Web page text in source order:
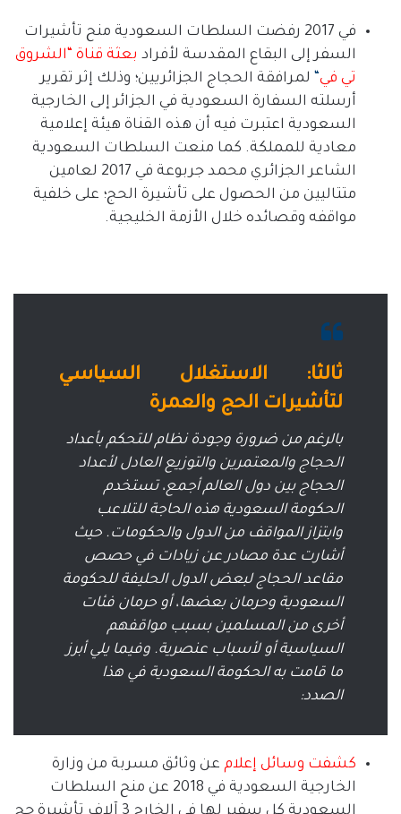
في رفضت السلطات السعودية منح تأشيرات
السفر إلى البقاع المقدسة لأفراد بعثة قناة “الشروق
تي في“ لمرافقة الحجاج الجزائريين؛ وذلك إثر تقرير
أرسلته السفارة السعودية في الجزائر إلى الخارجية
السعودية اعتبرت فيه أن هذه القناة هيئة إعلامية
معادية للمملكة. كما منعت السلطات السعودية
الشاعر الجزائري محمد جربوعة في
لعامين
متتاليين من الحصول على تأشيرة الحج؛ على خلفية
مواقفه وقصائده خلال الأزمة الخليجية.
ثالثا: الاستغلال
السياسي
لتأشيرات الحج والعمرة
بالرغم من ضرورة وجودة نظام للتحكم بأعداد
الحجاج والمعتمرين والتوزيع العادل لأعداد
الحجاج بين دول العالم أجمع، تستخدم
الحكومة السعودية هذه الحاجة للتلاعب
وابتزاز المواقف من الدول والحكومات. حيث
أشارت عدة مصادر عن زيادات في حصص
مقاعد الحجاج لبعض الدول الحليفة للحكومة
السعودية وحرمان بعضها، أو حرمان فئات
أخرى من المسلمين بسبب مواقفهم
السياسية أو لأسباب عنصرية. وفيما يلي أبرز
ما قامت به الحكومة السعودية في هذا
الصدد:
كشفت وسائل إعلام عن وثائق مسربة من وزارة
الخارجية السعودية في
عن منح السلطات